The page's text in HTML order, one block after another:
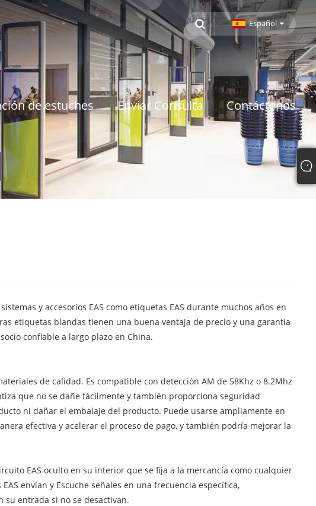
Español
de estuches Enviar Consulta Contáctenos
y accesorios EAS como etiquetas EAS durante muchos años en
etiquetas blandas tienen una buena ventaja de precio y una garantía
confiable a largo plazo en China.
de calidad. Es compatible con detección AM de 58Khz o 8.2Mhz
que no se dañe fácilmente y también proporciona seguridad
ni dañar el embalaje del producto. Puede usarse ampliamente en
efectiva y acelerar el proceso de pago, y también podría mejorar la
EAS oculto en su interior que se fija a la mercancía como cualquier
envían y Escuche señales en una frecuencia específica,
su entrada si no se desactivan.